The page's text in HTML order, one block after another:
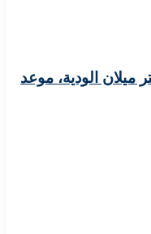
ميلان الودية، موعد